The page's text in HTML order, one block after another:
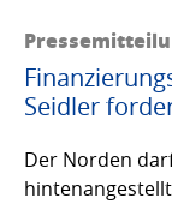
Seidler
Der Norden